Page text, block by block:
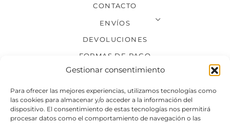
Gestionar consentimiento
Para ofrecer las mejores experiencias, utilizamos tecnologías como
las cookies para almacenar y/o acceder a la información del
dispositivo. El consentimiento de estas tecnologías nos permitirá
procesar datos como el comportamiento de navegación o las
CONTACTO
ENVÍOS
DEVOLUCIONES
FORMAS DE PAGO
SÍGUENOS